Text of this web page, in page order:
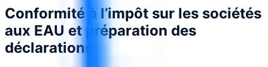
Conformité à l’impôt sur les sociétés
aux EAU et préparation des
déclarations